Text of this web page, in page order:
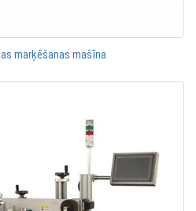
marķēšanas mašīna